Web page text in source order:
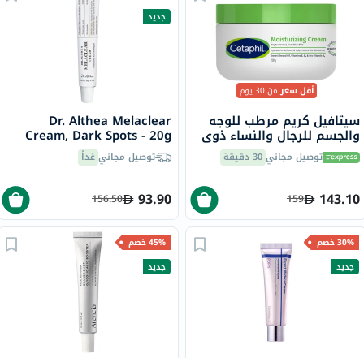
أقل سعرمن 30 يوم
سيتافيل كريم مرطب للوجه
والجسم للرجال والنساء ذوي
البشرة الجافة إلى الجافة جدًا
والحساسة، بدون رائحة، 250 توصيل مجاني30 دقيقة
143.10
159
جديد
Dr. Althea Melaclear
Cream, Dark Spots - 20g
توصيل مجانيغداً
93.90
156.50
30% خصم
جديد
45% خصم
جديد